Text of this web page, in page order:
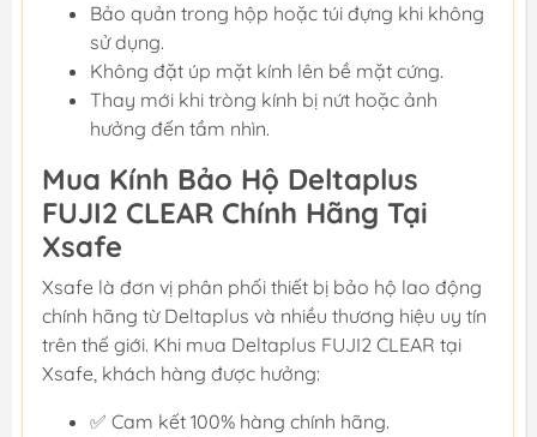
Bảo quản trong hộp hoặc túi đựng khi không
sử dụng.
Không đặt úp mặt kính lên bề mặt cứng.
Thay mới khi tròng kính bị nứt hoặc ảnh
hưởng đến tầm nhìn.
Mua Kính Bảo Hộ Deltaplus
FUJI2 CLEAR Chính Hãng Tại
Xsafe
Xsafe là đơn vị phân phối thiết bị bảo hộ lao động
chính hãng từ Deltaplus và nhiều thương hiệu uy tín
trên thế giới. Khi mua Deltaplus FUJI2 CLEAR tại
Xsafe, khách hàng được hưởng:
✅ Cam kết 100% hàng chính hãng.